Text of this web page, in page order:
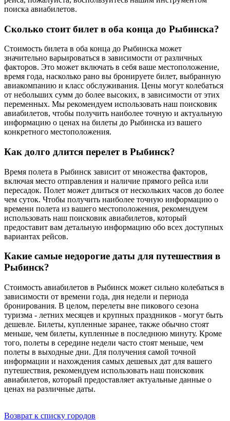
поиска авиабилетов.
Сколько стоит билет в оба конца до Рыбинска?
Стоимость билета в оба конца до Рыбинска может
значительно варьироваться в зависимости от различных
факторов. Это может включать в себя ваше местоположение,
время года, насколько рано вы бронируете билет, выбранную
авиакомпанию и класс обслуживания. Цены могут колебаться
от небольших сумм до более высоких, в зависимости от этих
переменных. Мы рекомендуем использовать наш поисковик
авиабилетов, чтобы получить наиболее точную и актуальную
информацию о ценах на билеты до Рыбинска из вашего
конкретного местоположения.
Как долго длится перелет в Рыбинск?
Время полета в Рыбинск зависит от множества факторов,
включая место отправления и наличие прямого рейса или
пересадок. Полет может длиться от нескольких часов до более
чем суток. Чтобы получить наиболее точную информацию о
времени полета из вашего местоположения, рекомендуем
использовать наш поисковик авиабилетов, который
предоставит вам детальную информацию обо всех доступных
вариантах рейсов.
Какие самые недорогие даты для путешествия в
Рыбинск?
Стоимость авиабилетов в Рыбинск может сильно колебаться в
зависимости от времени года, дня недели и периода
бронирования. В целом, перелеты вне пикового сезона
туризма - летних месяцев и крупных праздников - могут быть
дешевле. Билеты, купленные заранее, также обычно стоят
меньше, чем билеты, купленные в последнюю минуту. Кроме
того, полеты в середине недели часто стоят меньше, чем
полеты в выходные дни. Для получения самой точной
информации и нахождения самых дешевых дат для вашего
путешествия, рекомендуем использовать наш поисковик
авиабилетов, который предоставляет актуальные данные о
ценах на различные даты.
Возврат к списку городов